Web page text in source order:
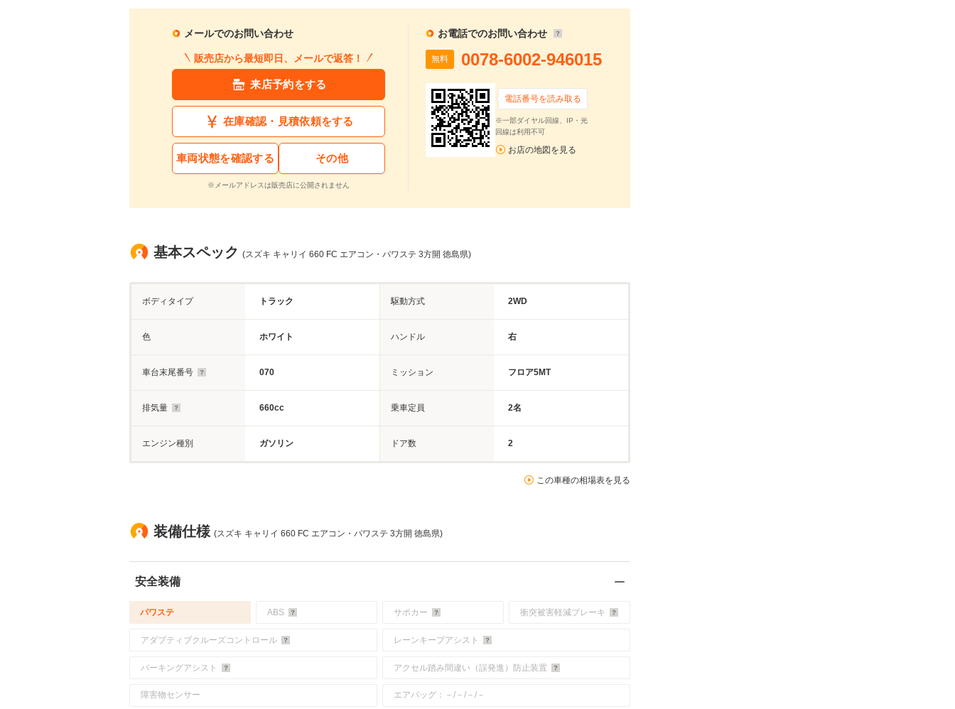
メールでのお問い合わせ
販売店から最短即日、メールで返答！
来店予約をする
在庫確認・見積依頼をする
車両状態を確認する その他
※メールアドレスは販売店に公開されません
お電話でのお問い合わせ
無料 0078-6002-946015
電話番号を読み取る
※一部ダイヤル回線、IP・光
回線は利用不可
お店の地図を見る
基本スペック (スズキ キャリイ 660 FC エアコン・パワステ 3方開 徳島県)
ボディタイプ トラック 駆動方式 2WD
色 ホワイト ハンドル 右
車台末尾番号 070 ミッション フロア5MT
排気量 660cc 乗車定員 2名
エンジン種別 ガソリン ドア数 2
この車種の相場表を見る
装備仕様 (スズキ キャリイ 660 FC エアコン・パワステ 3方開 徳島県)
安全装備
パワステ ABS サポカー 衝突被害軽減ブレーキ
アダプティブクルーズコントロール レーンキープアシスト
パーキングアシスト アクセル踏み間違い（誤発進）防止装置
障害物センサー エアバッグ：－/－/－/－